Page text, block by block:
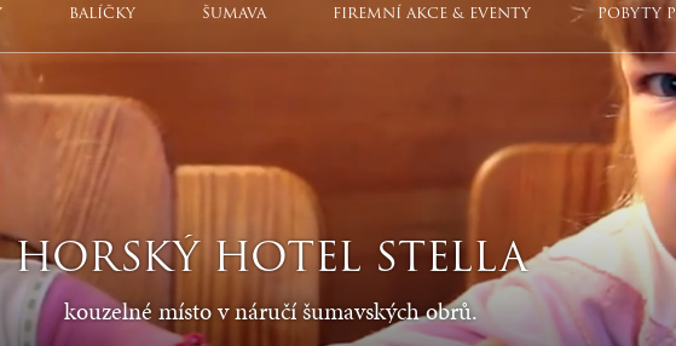
BALÍČKY ŠUMAVA FIREMNÍ AKCE & EVENTY POBYTY
HORSKÝ HOTEL STELLA
kouzelné místo v náručí šumavských obrů.